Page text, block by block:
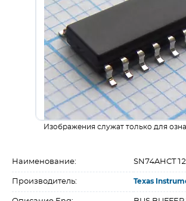
Изображения служат только для
Наименование:
Производитель: Texas